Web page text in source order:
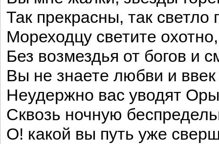
Так прекрасны, так светло
Мореходцу светите охотно,
Без возмездья от богов и
Вы не знаете любви и
Неудержно вас уводят Оры
Сквозь ночную
О! какой вы путь уже